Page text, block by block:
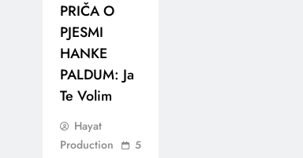
PRIČA O
PJESMI
HANKE
PALDUM: Ja
Te Volim
Hayat
Production
5